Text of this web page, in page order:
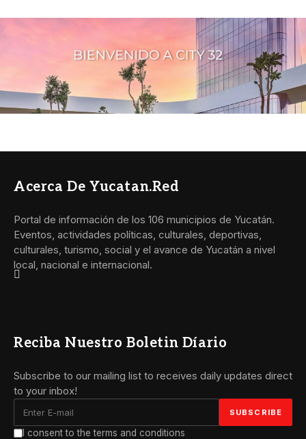
Acerca De Yucatan.red
Portal de información de los 106 municipios de Yucatán.
Eventos, actividades políticas, culturales, deportivas,
culturales, turismo, social y el avance de Yucatán a nivel
local, nacional e internacional.
Reciba Nuestro Boletin Díario
Subscribe to our mailing list to receives daily updates direct
to your inbox!
I consent to the terms and conditions